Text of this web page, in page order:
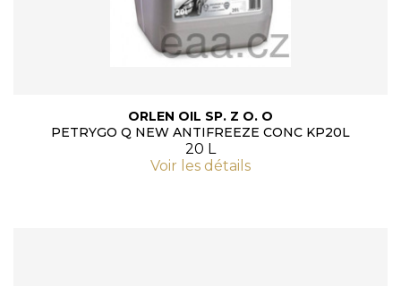
ORLEN OIL SP. Z O. O
PETRYGO Q NEW ANTIFREEZE CONC KP20L
20 L
Voir les détails